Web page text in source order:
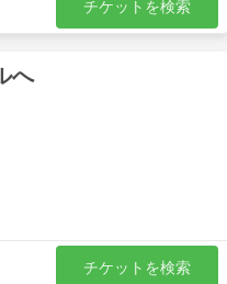
チケットを検索
へ
チケットを検索